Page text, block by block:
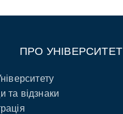
ПРО УНІВЕРСИТЕТ
та відзнаки